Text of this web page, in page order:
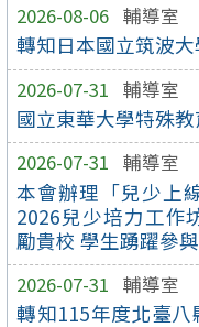
2026-08-06 輔導室
轉知日本國立筑波
2026-07-31 輔導室
國立東華大學特殊
2026-07-31 輔導室
本會辦理「兒少上
2026兒少培力工作
勵貴校 學生踴躍參
2026-07-31 輔導室
轉知115年度北臺